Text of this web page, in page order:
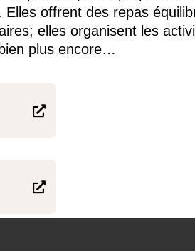
offrent des repas
elles organisent les
plus encore…

